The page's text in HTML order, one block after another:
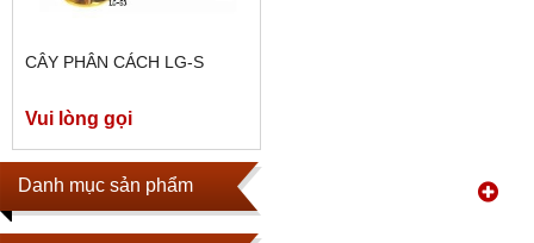
Danh mục sản phẩm
CÂY PHÂN CÁCH LG-S
Vui lòng gọi